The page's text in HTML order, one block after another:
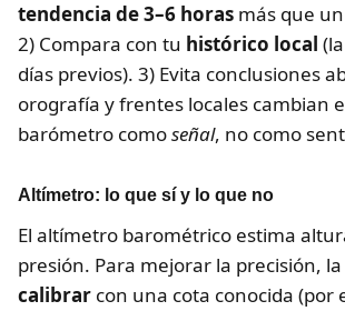
tendencia de 3–6 horas más que
2) Compara con tu histórico local
días previos). 3) Evita conclusiones
orografía y frentes locales cambian
barómetro comoseñal, no como
Altímetro: lo que sí y lo que no
El altímetro barométrico estima
presión. Para mejorar la precisión,
calibrar con una cota conocida (por